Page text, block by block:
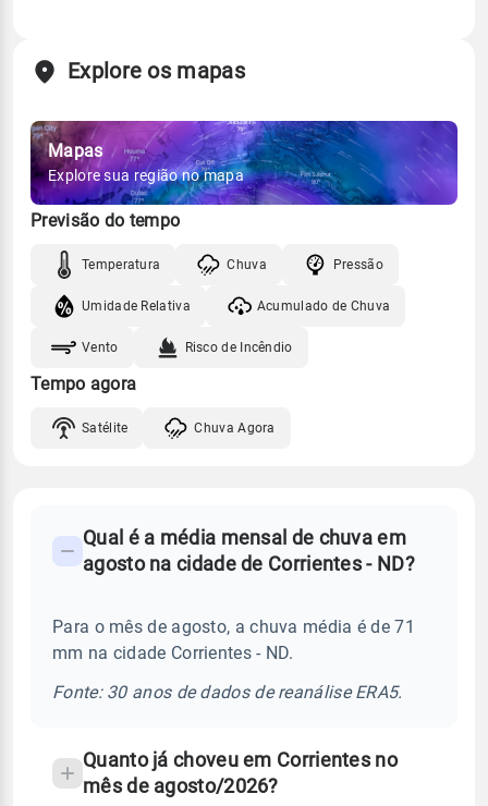
Explore os mapas
Mapas
Explore sua região no mapa
Previsão do tempo
Temperatura Chuva Pressão
Umidade Relativa Acumulado de Chuva
Vento Risco de Incêndio
Tempo agora
Satélite Chuva Agora
Perguntas
sobre
chuva
Qual é a média mensal de chuva em
agosto na cidade de Corrientes - ND?
Para o mês de agosto, a chuva média é de 71
mm na cidade Corrientes - ND.
Fonte: 30 anos de dados de reanálise ERA5.
Quanto já choveu em Corrientes no
mês de agosto/2026?